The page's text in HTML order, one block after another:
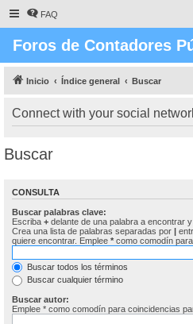
FAQ
Foros de Contadores
Inicio Índice general Buscar
Connect with your social
Buscar
CONSULTA
Buscar palabras clave:
Escriba + delante de una palabra a encontrar y
Crea una lista de palabras separadas por |
quiere encontrar. Emplee * como comodín
Buscar todos los términos
Buscar cualquier término
Buscar autor:
Emplee * como comodín para coincidencias